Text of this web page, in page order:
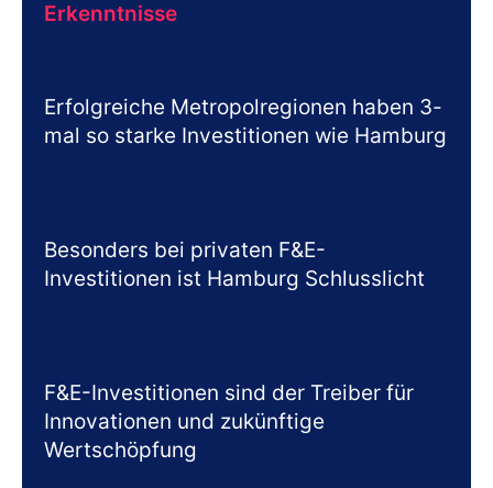
Erkenntnisse
Erfolgreiche Metropolregionen haben 3-
mal so starke Investitionen wie Hamburg
Besonders bei privaten F&E-
Investitionen ist Hamburg Schlusslicht
F&E-Investitionen sind der Treiber für
Innovationen und zukünftige
Wertschöpfung